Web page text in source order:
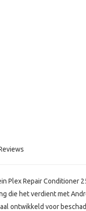
Plex Repair Conditioner
die het verdient met
ontwikkeld voor